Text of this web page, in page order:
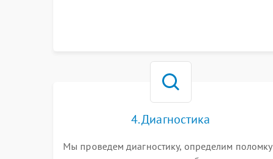
4. Диагностика
Мы проведем диагностику, определим поломку